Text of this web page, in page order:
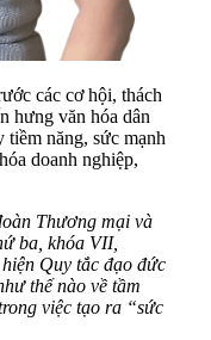
các cơ hội, thách
hưng văn hóa dân
tiềm năng, sức mạnh
doanh nghiệp,
Thương mại và
ba, khóa VII,
Quy tắc đạo đức
thế nào về tầm
việc tạo ra “sức